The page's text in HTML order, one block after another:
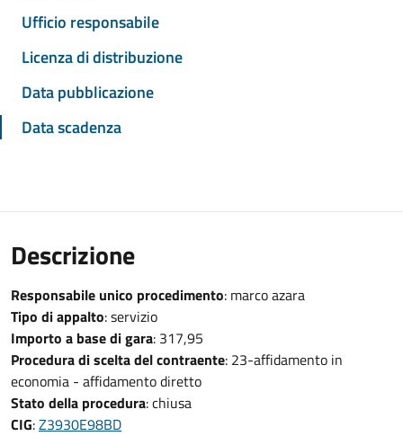
Ufficio responsabile
Licenza di distribuzione
Data pubblicazione
Data scadenza
Descrizione
Responsabile unico procedimento: marco azara
Tipo di appalto: servizio
Importo a base di gara: 317,95
Procedura di scelta del contraente: 23-affidamento in
economia - affidamento diretto
Stato della procedura: chiusa
CIG:Z3930E98BD